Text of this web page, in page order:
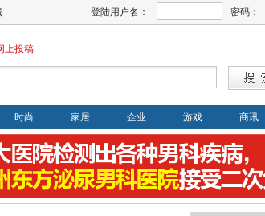
登陆用户名： 密码：
上投稿
时尚 家居 企业 游戏 商讯